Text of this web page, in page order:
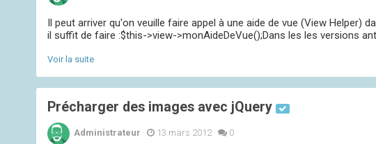
Il peut arriver qu'on veuille faire appel à une aide de vue (View Helper)
il suffit de faire :$this->view->monAideDeVue();Dans les les versions
Voir la suite
Précharger des images avec jQuery
Administrateur · 13 mars 2012· 0